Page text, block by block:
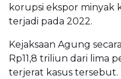
korupsi ekspor minyak
terjadi pada 2022.
Kejaksaan Agung
Rp11,8 triliun dari lima
terjerat kasus tersebut.